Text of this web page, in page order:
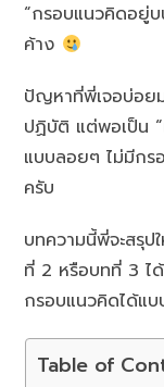
“กรอบแนวคิดอยู่บ
ค้าง
ปัญหาที่พี่เจอบ่อย
ปฏิบัติ แต่พอเป็น
แบบลอยๆ ไม่มีกร
ครับ
บทความนี้พี่จะสรุป
ที่ 2 หรือบทที่ 3 ไ
กรอบแนวคิดได้แ
Table of